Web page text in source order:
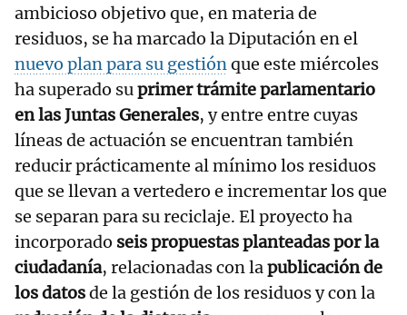
ambicioso objetivo que, en materia de
residuos, se ha marcado la Diputación en el
nuevo plan para su gestiónque este miércoles
ha superado suprimer trámite parlamentario
en las Juntas Generales, y entre entre cuyas
líneas de actuación se encuentran también
reducir prácticamente al mínimo los residuos
que se llevan a vertedero e incrementar los que
se separan para su reciclaje. El proyecto ha
incorporado seis propuestas planteadas por la
ciudadanía, relacionadas con lapublicación de
los datosde la gestión de los residuos y con la